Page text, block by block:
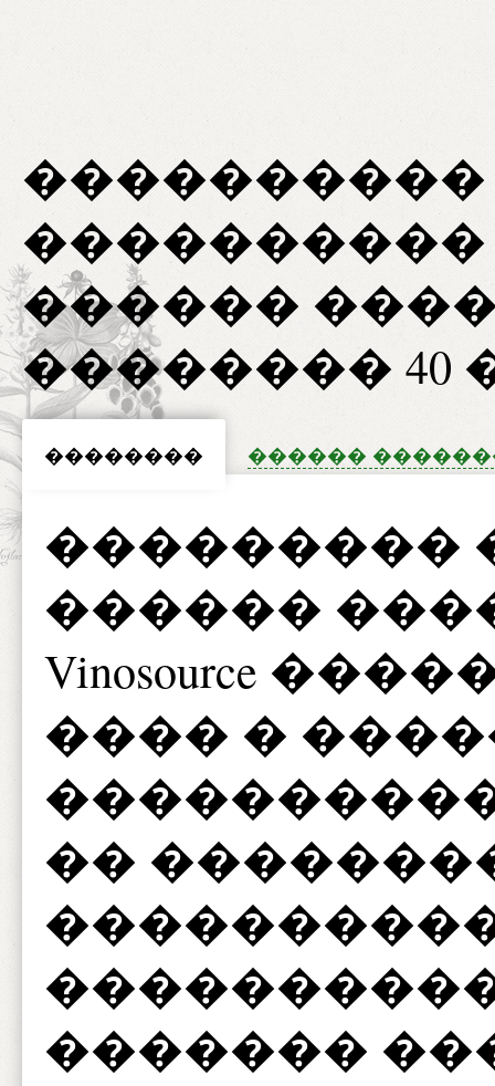
����������
������
�������� 40
�������� ������
���������
������
Vinosource
���� �
��
�������